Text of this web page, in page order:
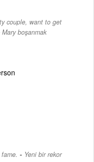
couple, want to get
boşanmak
- Yeni bir rekor